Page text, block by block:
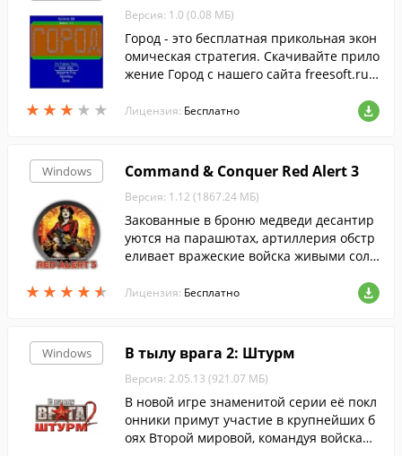
★ ★ ★ ★ ★
★ ★ ★ ★ ★
Версия: 1.0 (0.08 МБ)
Город - это бесплатная прикольная экон
омическая стратегия. Скачивайте прило
жение Город с нашего сайта freesoft.ru ,
Лицензия: Бесплатно
Windows
★ ★ ★ ★ ★
★ ★ ★ ★ ★
Command & Conquer Red Alert 3
Версия: 1.12 (1867.24 МБ)
Закованные в броню медведи десантир
уются на парашютах, артиллерия обстр
еливает вражеские войска живыми солд
ные под акул дирижабли.
Лицензия: Бесплатно
Windows В тылу врага 2: Штурм
Версия: 2.05.13 (921.07 МБ)
В новой игре знаменитой серии её покл
онники примут участие в крупнейших б
оях Второй мировой, командуя войсками